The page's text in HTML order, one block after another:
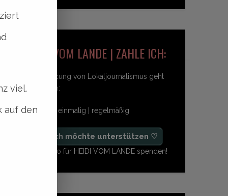
HEIDI VOM LANDE | ZAHLE ICH:
Unterstützung von Lokaljournalismus geht
so einfach:
freiwillig | einmalig | regelmäßig
♡ Ja, ich möchte unterstützen ♡
Ab 1,- Euro für HEIDI VOM LANDE spenden!
viel.
auf den